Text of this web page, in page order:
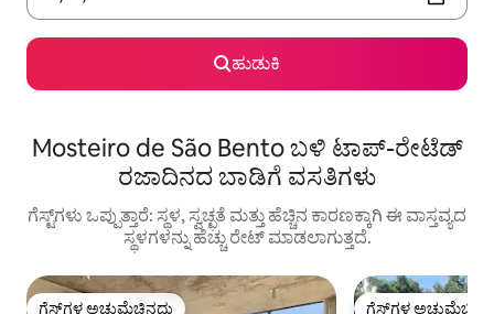
ಹುಡುಕಿ
Mosteiro de São Bento ಬಳಿ ಟಾಪ್-ರೇಟೆಡ್
ರಜಾದಿನದ ಬಾಡಿಗೆ ವಸತಿಗಳು
ಗೆಸ್ಟ್‌ಗಳು ಒಪ್ಪುತ್ತಾರೆ: ಸ್ಥಳ, ಸ್ವಚ್ಛತೆ ಮತ್ತು ಹೆಚ್ಚಿನ ಕಾರಣಕ್ಕಾಗಿ ಈ ವಾಸ್ತವ್ಯದ
ಸ್ಥಳಗಳನ್ನು ಹೆಚ್ಚು ರೇಟ್ ಮಾಡಲಾಗುತ್ತದೆ.
ಗೆಸ್ಟ್‌ಗಳ ಅಚ್ಚುಮೆಚ್ಚಿನದು ಗೆಸ್ಟ್‌ಗಳ